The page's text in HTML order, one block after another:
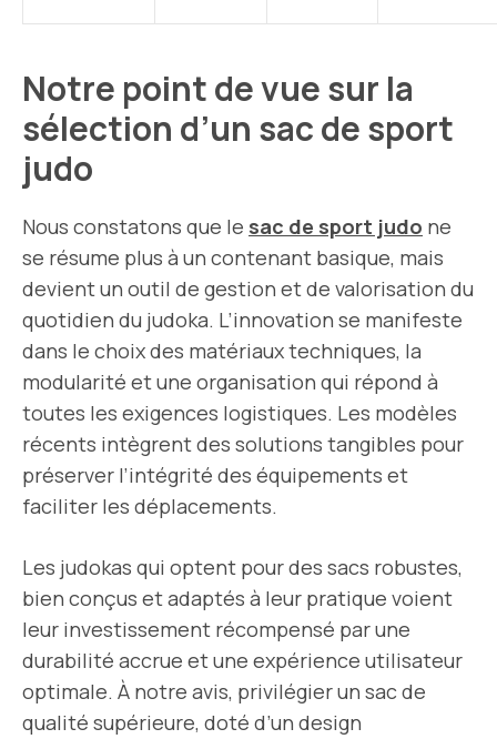
Notre point de vue sur la
sélection d’un sac de sport
judo
Nous constatons que le sac de sport judo ne
se résume plus à un contenant basique, mais
devient un outil de gestion et de valorisation du
quotidien du judoka. L’innovation se manifeste
dans le choix des matériaux techniques, la
modularité et une organisation qui répond à
toutes les exigences logistiques. Les modèles
récents intègrent des solutions tangibles pour
préserver l’intégrité des équipements et
faciliter les déplacements.
Les judokas qui optent pour des sacs robustes,
bien conçus et adaptés à leur pratique voient
leur investissement récompensé par une
durabilité accrue et une expérience utilisateur
optimale. À notre avis, privilégier un sac de
qualité supérieure, doté d’un design